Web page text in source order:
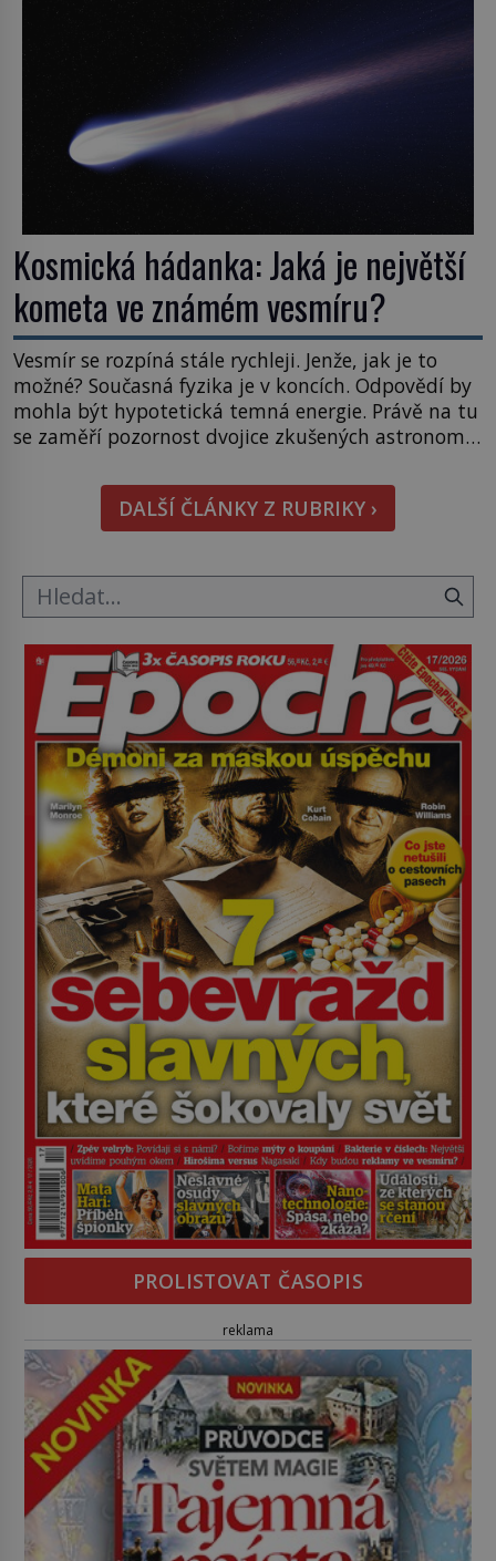
napovídá, kde bychom jednou […]
Kosmická hádanka: Jaká je největší
kometa ve známém vesmíru?
Vesmír se rozpíná stále rychleji. Jenže, jak je to
možné? Současná fyzika je v koncích. Odpovědí by
mohla být hypotetická temná energie. Právě na tu
se zaměří pozornost dvojice zkušených astronomů.
hmatatelnějšího. Naprosto rekordní kometu!
Astronomové Pedro Bernardinelli a Gary Bernstein
mravenčí prací zkoumají archivní snímky v rámci
DALŠÍ ČLÁNKY Z RUBRIKY ›
PROLISTOVAT ČASOPIS
reklama